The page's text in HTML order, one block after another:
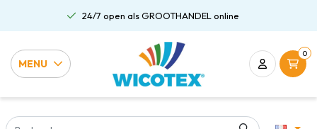
24/7 open als GROOTHANDEL online
MENU
0